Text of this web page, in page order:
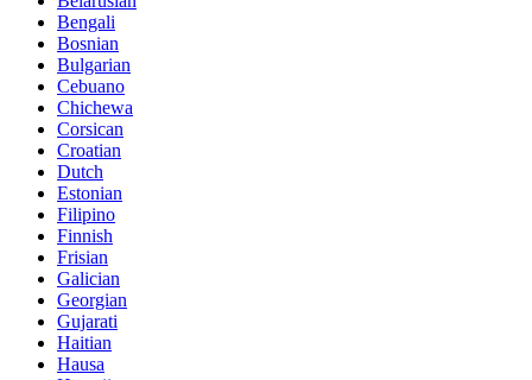
Bengali
Bosnian
Bulgarian
Cebuano
Chichewa
Corsican
Croatian
Dutch
Estonian
Filipino
Finnish
Frisian
Galician
Georgian
Gujarati
Haitian
Hausa